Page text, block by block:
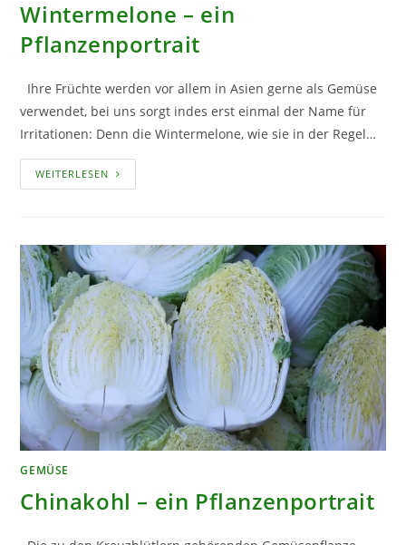
Wintermelone – ein
Pflanzenportrait
Ihre Früchte werden vor allem in Asien gerne als Gemüse
verwendet, bei uns sorgt indes erst einmal der Name für
Irritationen: Denn die Wintermelone, wie sie in der Regel…
WEITERLESEN WINTERMELONE
–
GEMÜSE
Chinakohl – ein Pflanzenportrait